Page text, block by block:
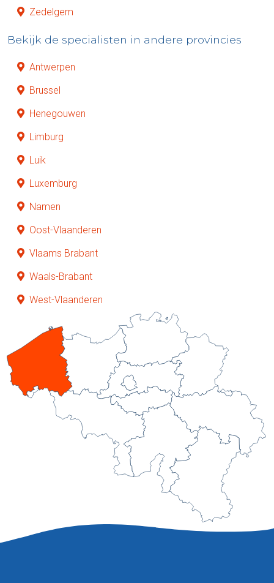
Zedelgem
Bekijk de specialisten in andere provincies
Antwerpen
Brussel
Henegouwen
Limburg
Luik
Luxemburg
Namen
Oost-Vlaanderen
Vlaams Brabant
Waals-Brabant
West-Vlaanderen